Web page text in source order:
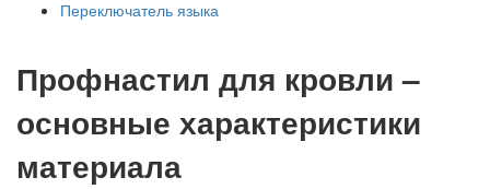
Переключатель языка
Профнастил для кровли –
основные характеристики
материала